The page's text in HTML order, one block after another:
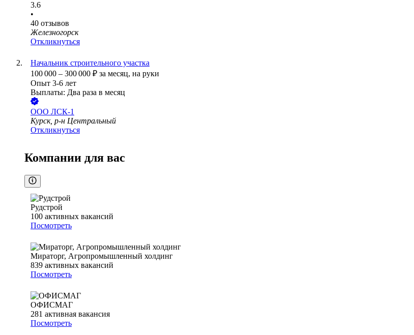
3.6
•
40 отзывов
Железногорск
Откликнуться
Начальник строительного участка
100 000 – 300 000 ₽ за месяц, на руки
Опыт 3-6 лет
Выплаты: Два раза в месяц
ООО ЛСК-1
Курск, р-н Центральный
Откликнуться
Компании для вас
Рудстрой
100 активных вакансий
Посмотреть
Мираторг, Агропромышленный холдинг
839 активных вакансий
Посмотреть
ОФИСМАГ
281 активная вакансия
Посмотреть